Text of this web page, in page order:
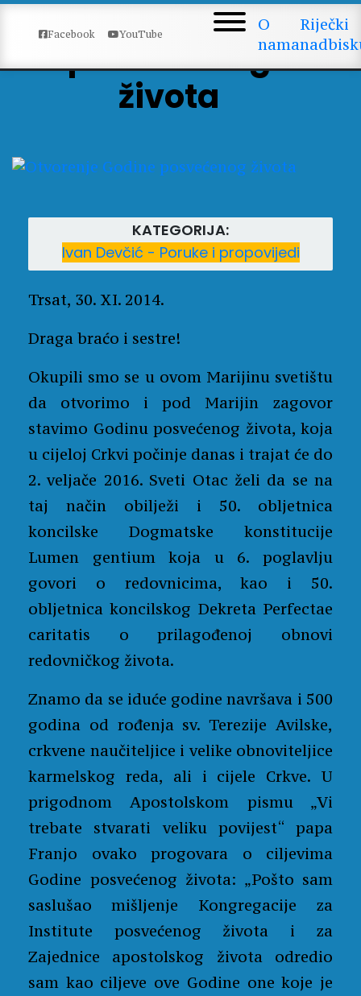
Facebook YouTube
O
nama
Riječki
Otvorenje Godine
posvećenog
života
KATEGORIJA:
Ivan Devčić - Poruke i propovijedi
Trsat, 30. XI. 2014.
Draga braćo i sestre!
Okupili smo se u ovom Marijinu svetištu
da otvorimo i pod Marijin zagovor
stavimo Godinu posvećenog života, koja
u cijeloj Crkvi počinje danas i trajat će do
2. veljače 2016. Sveti Otac želi da se na
taj način obilježi i 50. obljetnica
koncilske Dogmatske konstitucije
Lumen gentium koja u 6. poglavlju
govori o redovnicima, kao i 50.
obljetnica koncilskog Dekreta Perfectae
caritatis o prilagođenoj obnovi
redovničkog života.
Znamo da se iduće godine navršava i 500
godina od rođenja sv. Terezije Avilske,
crkvene naučiteljice i velike obnoviteljice
karmelskog reda, ali i cijele Crkve. U
prigodnom Apostolskom pismu „Vi
trebate stvarati veliku povijest“ papa
Franjo ovako progovara o ciljevima
Godine posvećenog života: „Pošto sam
saslušao mišljenje Kongregacije za
Institute posvećenog života i za
Zajednice apostolskog života odredio
sam kao ciljeve ove Godine one koje je